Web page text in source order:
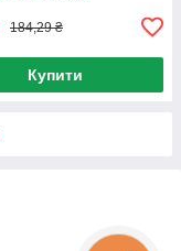
184,29 ₴
Купити